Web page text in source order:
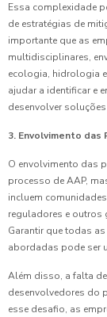
Essa complexidade
de estratégias de
importante que as
multidisciplinares,
ecologia, hidrologia
ajudar a identificar e
desenvolver
3. Envolvimento
O envolvimento das
processo de AAP,
incluem
reguladores e outros
Garantir que todas
abordadas pode ser
Além disso, a falta
desenvolvedores do
esse desafio, as